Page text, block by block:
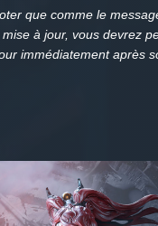
que comme le
à jour, vous devrez
immédiatement après